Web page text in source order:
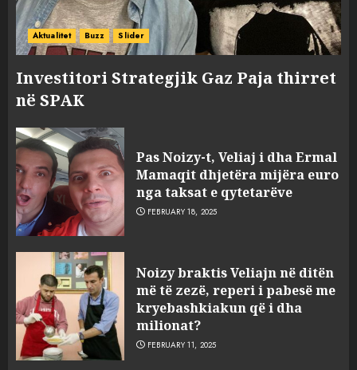
Aktualitet Buzz Slider
Investitori Strategjik Gaz Paja thirret
në SPAK
Pas Noizy-t, Veliaj i dha Ermal
Mamaqit dhjetëra mijëra euro
nga taksat e qytetarëve
FEBRUARY 18, 2025
Noizy braktis Veliajn në ditën
më të zezë, reperi i pabesë me
kryebashkiakun që i dha
milionat?
FEBRUARY 11, 2025
3
sulmuan “One Albania”,
ngjarja u fsheh. A u vodhën
serverat?
MARCH 25, 2025